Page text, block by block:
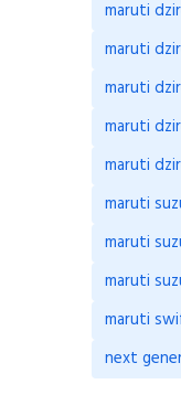
maruti
maruti
maruti
maruti
maruti
maruti
maruti
maruti
maruti
next